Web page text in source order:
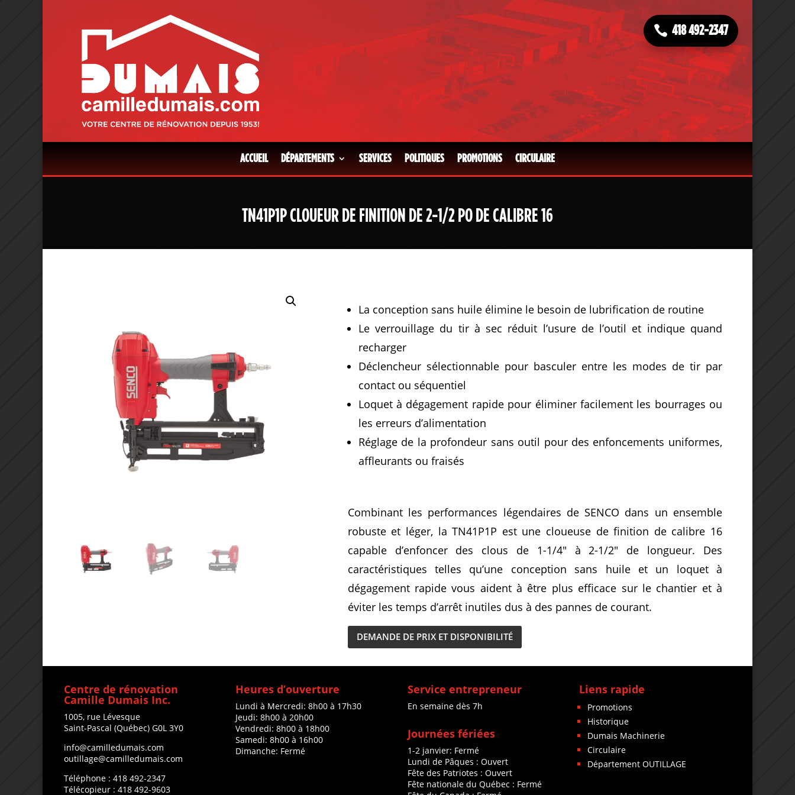
418 492-2347
ACCUEIL DÉPARTEMENTS SERVICES POLITIQUES PROMOTIONS CIRCULAIRE
TN41P1P CLOUEUR DE FINITION DE 2-1/2 PO DE CALIBRE 16
La conception sans huile élimine le besoin de lubrification de routine
Le verrouillage du tir à sec réduit l’usure de l’outil et indique quand
recharger
Déclencheur sélectionnable pour basculer entre les modes de tir par
contact ou séquentiel
Loquet à dégagement rapide pour éliminer facilement les bourrages ou
les erreurs d’alimentation
Réglage de la profondeur sans outil pour des enfoncements uniformes,
affleurants ou fraisés
Combinant les performances légendaires de SENCO dans un ensemble
robuste et léger, la TN41P1P est une cloueuse de finition de calibre 16
capable d’enfoncer des clous de 1-1/4″ à 2-1/2″ de longueur. Des
caractéristiques telles qu’une conception sans huile et un loquet à
dégagement rapide vous aident à être plus efficace sur le chantier et à
éviter les temps d’arrêt inutiles dus à des pannes de courant.
DEMANDE DE PRIX ET DISPONIBILITÉ
Centre de rénovation
Camille Dumais Inc.
1005, rue Lévesque
Saint-Pascal (Québec) G0L 3Y0
info@camilledumais.com
outillage@camilledumais.com
Téléphone : 418 492-2347
Télécopieur : 418 492-9603
Heures d’ouverture
Lundi à Mercredi: 8h00 à 17h30
Jeudi: 8h00 à 20h00
Vendredi: 8h00 à 18h00
Samedi: 8h00 à 16h00
Dimanche: Fermé
Service entrepreneur
En semaine dès 7h
Journées fériées
1-2 janvier: Fermé
Lundi de Pâques : Ouvert
Fête des Patriotes : Ouvert
Fête nationale du Québec : Fermé
Liens rapide
Promotions
Historique
Dumais Machinerie
Circulaire
Département OUTILLAGE